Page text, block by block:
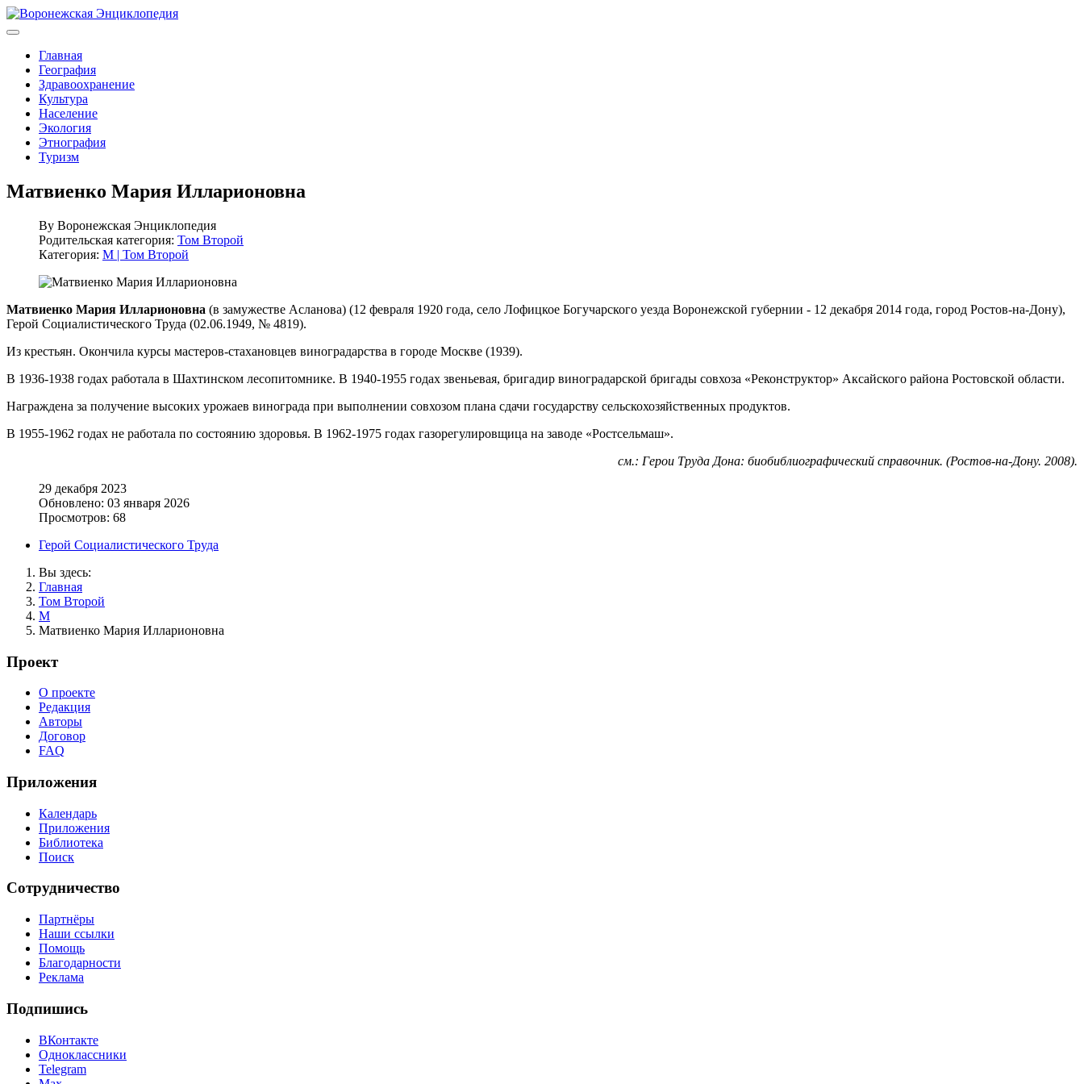
Главная
География
Здравоохранение
Культура
Население
Экология
Этнография
Туризм
Матвиенко Мария Илларионовна
By Воронежская Энциклопедия
Родительская категория: Том Второй
Категория: М | Том Второй
Матвиенко Мария Илларионовна (в замужестве Асланова) (12 февраля 1920 года, село Лофицкое Богучарского уезда Воронежской губернии - 12 декабря 2014 года, город Ростов-на-Дону),
Герой Социалистического Труда (02.06.1949, № 4819).
Из крестьян. Окончила курсы мастеров-стахановцев виноградарства в городе Москве (1939).
В 1936-1938 годах работала в Шахтинском лесопитомнике. В 1940-1955 годах звеньевая, бригадир виноградарской бригады совхоза «Реконструктор» Аксайского района Ростовской области.
Награждена за получение высоких урожаев винограда при выполнении совхозом плана сдачи государству сельскохозяйственных продуктов.
В 1955-1962 годах не работала по состоянию здоровья. В 1962-1975 годах газорегулировщица на заводе «Ростсельмаш».
см.: Герои Труда Дона: биобиблиографический справочник. (Ростов-на-Дону. 2008).
29 декабря 2023
Обновлено: 03 января 2026
Просмотров: 68
Герой Социалистического Труда
Вы здесь:
Главная
Том Второй
М
Матвиенко Мария Илларионовна
Проект
О проекте
Редакция
Авторы
Договор
FAQ
Приложения
Календарь
Приложения
Библиотека
Поиск
Сотрудничество
Партнёры
Наши ссылки
Помощь
Благодарности
Реклама
Подпишись
ВКонтакте
Одноклассники
Telegram